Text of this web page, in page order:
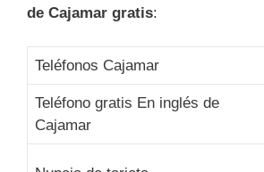
de Cajamar gratis:
Teléfonos Cajamar
Teléfono gratis En inglés de
Cajamar